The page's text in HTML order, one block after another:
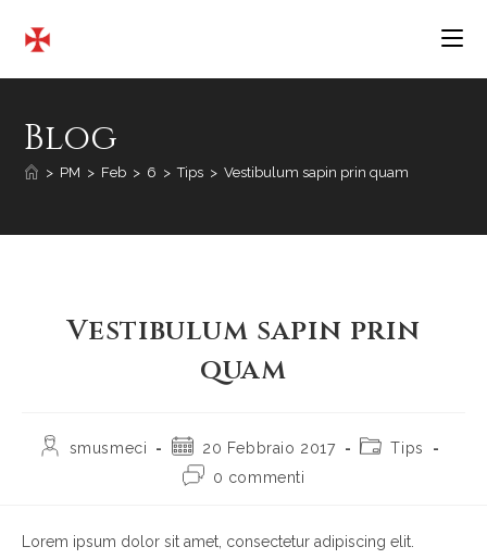
Blog
> PM > Feb > 6 > Tips > Vestibulum sapin prin quam
Vestibulum sapin prin
quam
Autoresmusmeci
Articolo
pubblicato:
20 Febbraio 2017
Categoria
Tips
Commenti
0 commenti
Lorem ipsum dolor sit amet, consectetur adipiscing elit.